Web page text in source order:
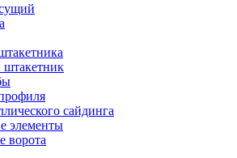
штакетник
сайдинга
элементы
ворота